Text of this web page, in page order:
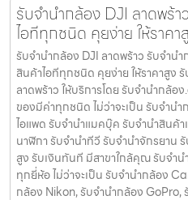
รับจำนำกล้อง DJI ลาดพร้
ไอทีทุกชนิด คุยง่าย ให้ราคา
รับจำนำกล้อง DJI ลาดพร้าว รับจํานํ
สินค้าไอทีทุกชนิด คุยง่าย ให้ราคาสูง
ลาดพร้าว ให้บริการโดย รับจํานํากล้อ
ของมีค่าทุกชนิด ไม่ว่าจะเป็น รับจํานํา
ไอแพด รับจํานําแมคบุ๊ค รับจํานําสินค้า
นาฬิกา รับจํานําทีวี รับจํานําจักรยาน
สูง รับเงินทันที มีสาขาใกล้คุณ รับจำ
ทุกยี่ห้อ ไม่ว่าจะเป็น รับจำนำกล้อง
กล้อง Nikon, รับจำนำกล้อง GoPro,